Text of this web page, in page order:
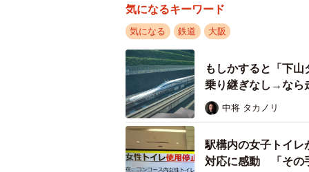
気になるキーワード
気になる 鉄道 大阪
もしかすると「下
乗り継ぎなし→なら
中将 タカノリ
駅構内の女子トイ
対応に感動 「その